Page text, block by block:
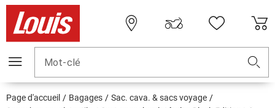
Mot-clé
Page d'accueil Bagages
Sac. cava. & sacs voyage